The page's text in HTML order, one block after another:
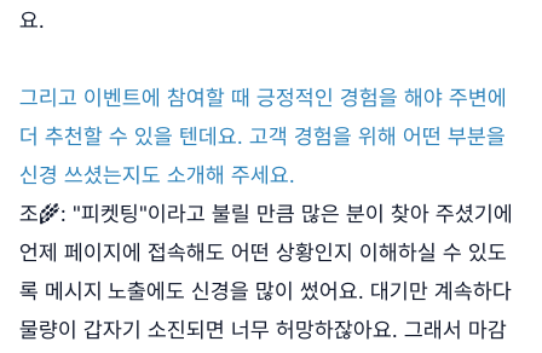
요.
그리고 이벤트에 참여할 때 긍정적인 경험을 해야 주변에
더 추천할 수 있을 텐데요. 고객 경험을 위해 어떤 부분을
신경 쓰셨는지도 소개해 주세요.
조🌾: "피켓팅"이라고 불릴 만큼 많은 분이 찾아 주셨기에
언제 페이지에 접속해도 어떤 상황인지 이해하실 수 있도
록 메시지 노출에도 신경을 많이 썼어요. 대기만 계속하다
물량이 갑자기 소진되면 너무 허망하잖아요. 그래서 마감